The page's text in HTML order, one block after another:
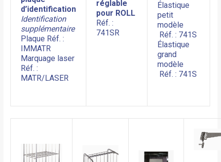
d’identification
Identification
supplémentaire
Plaque Réf. :
IMMATR
Marquage laser
Réf. :
MATR/LASER
réglable
pour RO LL
Réf. :
741SR
Élastique
petit
modèle
Réf. : 741S
Élastique
grand
modèle
Réf. : 741S